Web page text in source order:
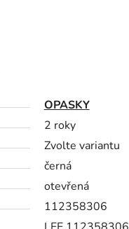
OPASKY
2 roky
Zvolte variantu
černá
otevřená
112358306